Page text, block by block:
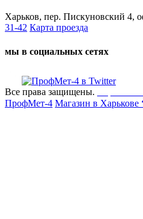
Харьков, пер. Пискуновский 4,
31-42 Карта проезда
мы в социальных сетях
Все права защищены.
ПрофМет-4 Магазин в